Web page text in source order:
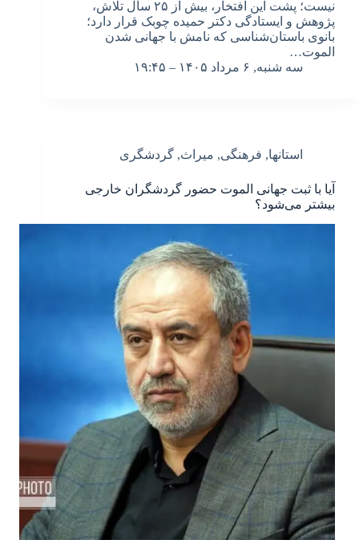
نیست؛ پشت این افتخار، بیش از ۲۵ سال تلاش،
پژوهش و ایستادگی دکتر حمیده چوبک قرار دارد؛
بانوی باستان‌شناسی که نامش با جهانی شدن
الموت…
سه شنبه, ۶ مرداد ۱۴۰۵ – ۱۹:۴۵
استانها, فرهنگی, میراث, گردشگری
آیا با ثبت جهانی الموت حضور گردشگران خارجی
بیشتر می‌شود؟